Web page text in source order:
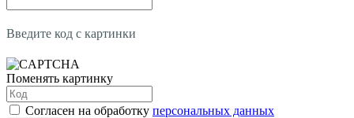
Введите код с картинки
Поменять картинку
Согласен на обработку персональных данных